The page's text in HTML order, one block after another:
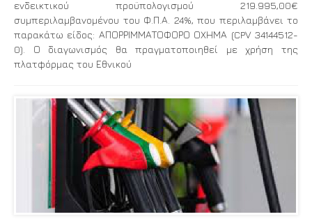
ενδεικτικού προϋπολογισμού 219.995,00€
συμπεριλαμβανομένου του Φ.Π.Α. 24%, που περιλαμβάνει το
παρακάτω είδος: ΑΠΟΡΡΙΜΜΑΤΟΦΟΡΟ ΟΧΗΜΑ (CPV 34144512-
0). Ο διαγωνισμός θα πραγματοποιηθεί με χρήση της
πλατφόρμας του Εθνικού